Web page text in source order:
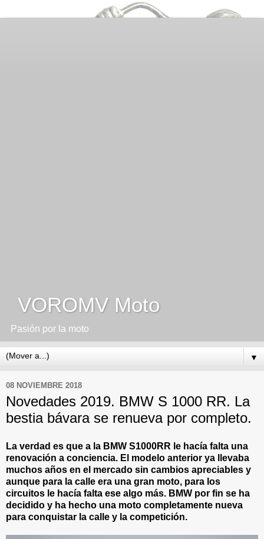
VOROMV Moto
Pasión por la moto
▼
08 NOVIEMBRE 2018
Novedades 2019. BMW S 1000 RR. La
bestia bávara se renueva por completo.
La verdad es que a la BMW S1000RR le hacía falta una
renovación a conciencia. El modelo anterior ya llevaba
muchos años en el mercado sin cambios apreciables y
aunque para la calle era una gran moto, para los
circuitos le hacía falta ese algo más. BMW por fin se ha
decidido y ha hecho una moto completamente nueva
para conquistar la calle y la competición.